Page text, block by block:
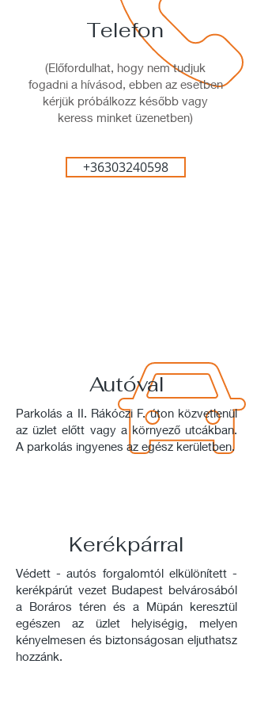
Telefon
(Előfordulhat, hogy nem tudjuk
fogadni a hívásod, ebben az esetben
kérjük próbálkozz később vagy
keress minket üzenetben)
+36303240598
Autóval
Parkolás a II. Rákóczi F. úton közvetlenül
az üzlet előtt vagy a környező utcákban.
A parkolás ingyenes az egész kerületben.
Kerékpárral
Védett - autós forgalomtól elkülönített -
kerékpárút vezet Budapest belvárosából
a Boráros téren és a Müpán keresztül
egészen az üzlet helyiségig, melyen
kényelmesen és biztonságosan eljuthatsz
hozzánk.